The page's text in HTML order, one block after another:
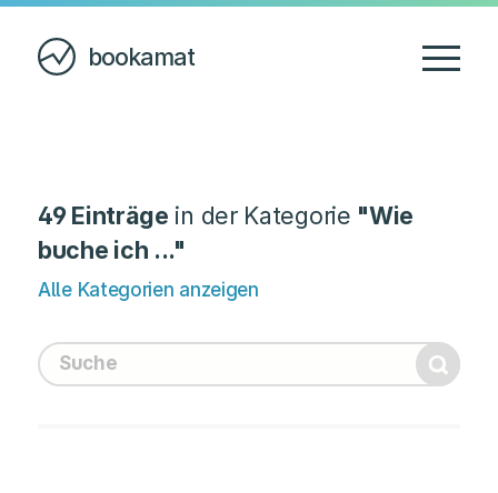
bookamat
49 Einträge in der Kategorie "Wie
buche ich ..."
Alle Kategorien anzeigen